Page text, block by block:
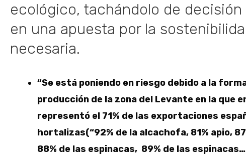
ecológico, tachándolo de
en una apuesta por la
necesaria.
“Se está poniendo en riesgo debido a la
producción de la zona del Levante en la que
representó el 71% de las exportaciones
hortalizas(“92% de la alcachofa, 81% apio,
88% de las espinacas, 89% de las